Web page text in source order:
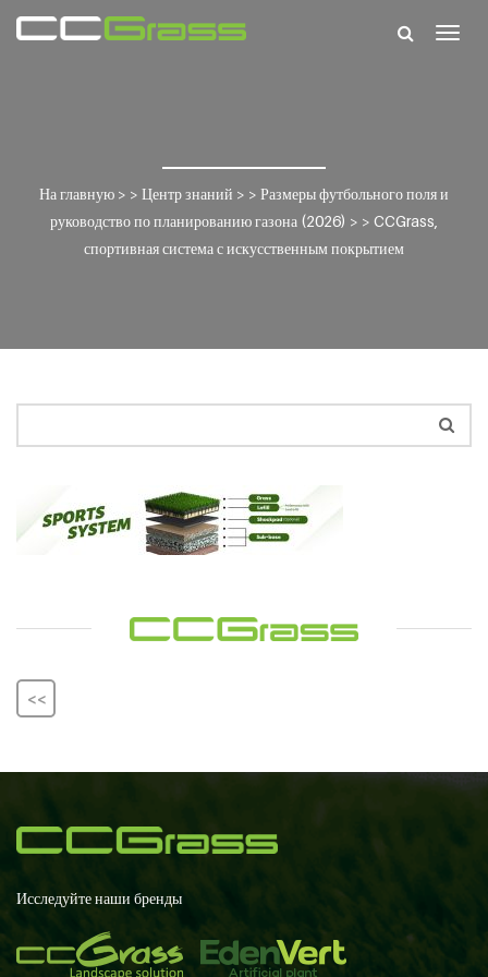
На главную > > Центр знаний > > Размеры футбольного поля и
руководство по планированию газона (2026) > > CCGrass,
спортивная система с искусственным покрытием
<<
Исследуйте наши бренды